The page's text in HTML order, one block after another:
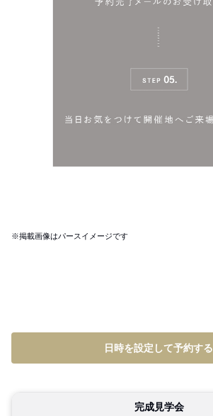
※掲載画像はパースイメージです
日時を設定して予約する
完成見学会